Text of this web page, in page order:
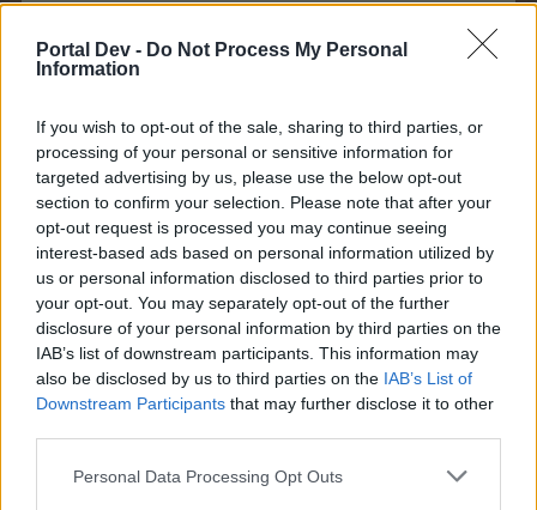
Portal Dev - Do Not Process My Personal
Information
If you wish to opt-out of the sale, sharing to third parties, or
processing of your personal or sensitive information for
targeted advertising by us, please use the below opt-out
section to confirm your selection. Please note that after your
opt-out request is processed you may continue seeing
interest-based ads based on personal information utilized by
us or personal information disclosed to third parties prior to
your opt-out. You may separately opt-out of the further
disclosure of your personal information by third parties on the
IAB’s list of downstream participants. This information may
also be disclosed by us to third parties on the IAB’s List of
Downstream Participants that may further disclose it to other
Personal Data Processing Opt Outs
fabian201070
Expert forum
2 terminate ,urmeaza ultima.resurse suficiente.
30 Oct 2024
cp58, vyyo5252, malagambafane și alți 4apreciază asta.
NM1969
Ambasador forum